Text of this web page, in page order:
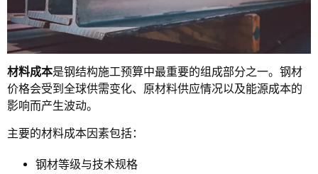
材料成本是钢结构施工预算中最重要的组成部分之一。钢材
价格会受到全球供需变化、原材料供应情况以及能源成本的
影响而产生波动。
主要的材料成本因素包括：
钢材等级与技术规格